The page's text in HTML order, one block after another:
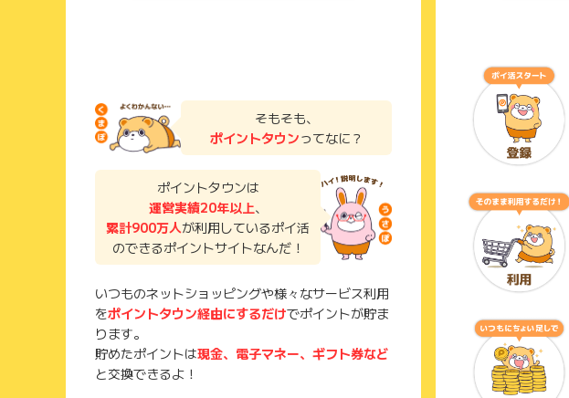
そもそも、
ポイントタウンってなに？
ポイントタウンは
運営実績20年以上、
累計900万人が利用しているポイ活
のできるポイントサイトなんだ！
いつものネットショッピングや様々なサービス利用
をポイントタウン経由にするだけでポイントが貯ま
ります。
貯めたポイントは現金、電子マネー、ギフト券など
と交換できるよ！